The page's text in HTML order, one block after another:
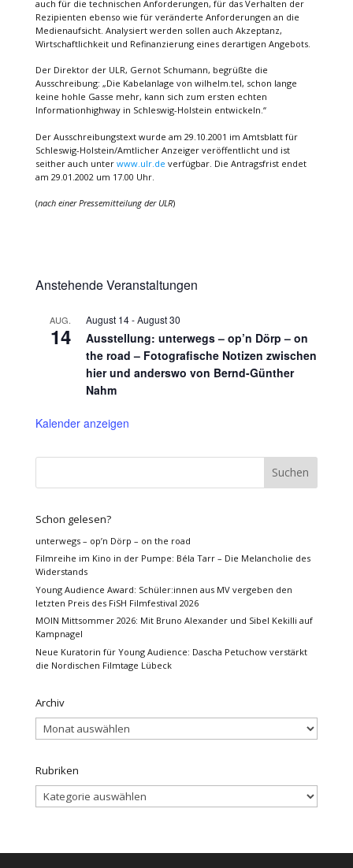
auch für die technischen Anforderungen, für das Verhalten der
Rezipienten ebenso wie für veränderte Anforderungen an die
Medienaufsicht. Analysiert werden sollen auch Akzeptanz,
Wirtschaftlichkeit und Refinanzierung eines derartigen Angebots.
Der Direktor der ULR, Gernot Schumann, begrüßte die
Ausschreibung: „Die Kabelanlage von wilhelm.tel, schon lange
keine hohle Gasse mehr, kann sich zum ersten echten
Informationhighway in Schleswig-Holstein entwickeln.“
Der Ausschreibungstext wurde am 29.10.2001 im Amtsblatt für
Schleswig-Holstein/Amtlicher Anzeiger veröffentlicht und ist
seither auch unter www.ulr.de verfügbar. Die Antragsfrist endet
am 29.01.2002 um 17.00 Uhr.
(nach einer Pressemitteilung der ULR)
Anstehende Veranstaltungen
AUG.
14
August 14-August 30
Ausstellung: unterwegs – op’n Dörp – on
the road – Fotografische Notizen zwischen
hier und anderswo von Bernd-Günther
Nahm
Kalender anzeigen
Schon gelesen?
unterwegs – op’n Dörp – on the road
Filmreihe im Kino in der Pumpe: Béla Tarr – Die Melancholie des
Widerstands
Young Audience Award: Schüler:innen aus MV vergeben den
letzten Preis des FiSH Filmfestival 2026
MOIN Mittsommer 2026: Mit Bruno Alexander und Sibel Kekilli auf
Kampnagel
Neue Kuratorin für Young Audience: Dascha Petuchow verstärkt
die Nordischen Filmtage Lübeck
Archiv
Archiv
Rubriken
Rubriken